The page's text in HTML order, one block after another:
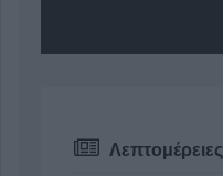
Λεπτομέρειες